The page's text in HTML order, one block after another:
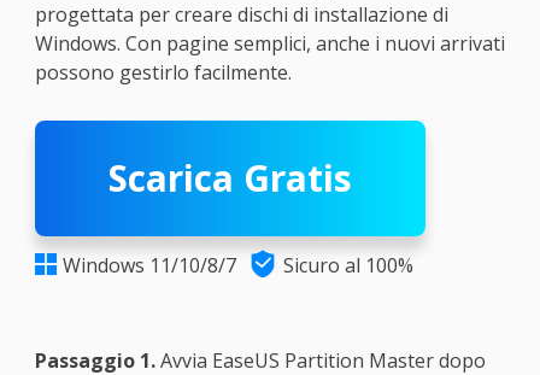
progettata per creare dischi di installazione di
Windows. Con pagine semplici, anche i nuovi arrivati
possono gestirlo facilmente.
Scarica Gratis
 Windows 11/10/8/7  Sicuro al 100%
Passaggio 1.Avvia EaseUS Partition Master dopo